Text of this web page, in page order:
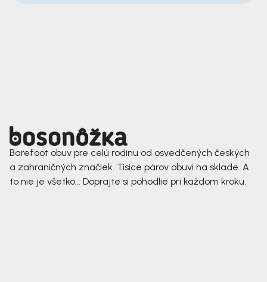
Barefoot obuv pre celú rodinu od osvedčených českých
a zahraničných značiek. Tisíce párov obuvi na sklade. A
to nie je všetko... Doprajte si pohodlie pri každom kroku.